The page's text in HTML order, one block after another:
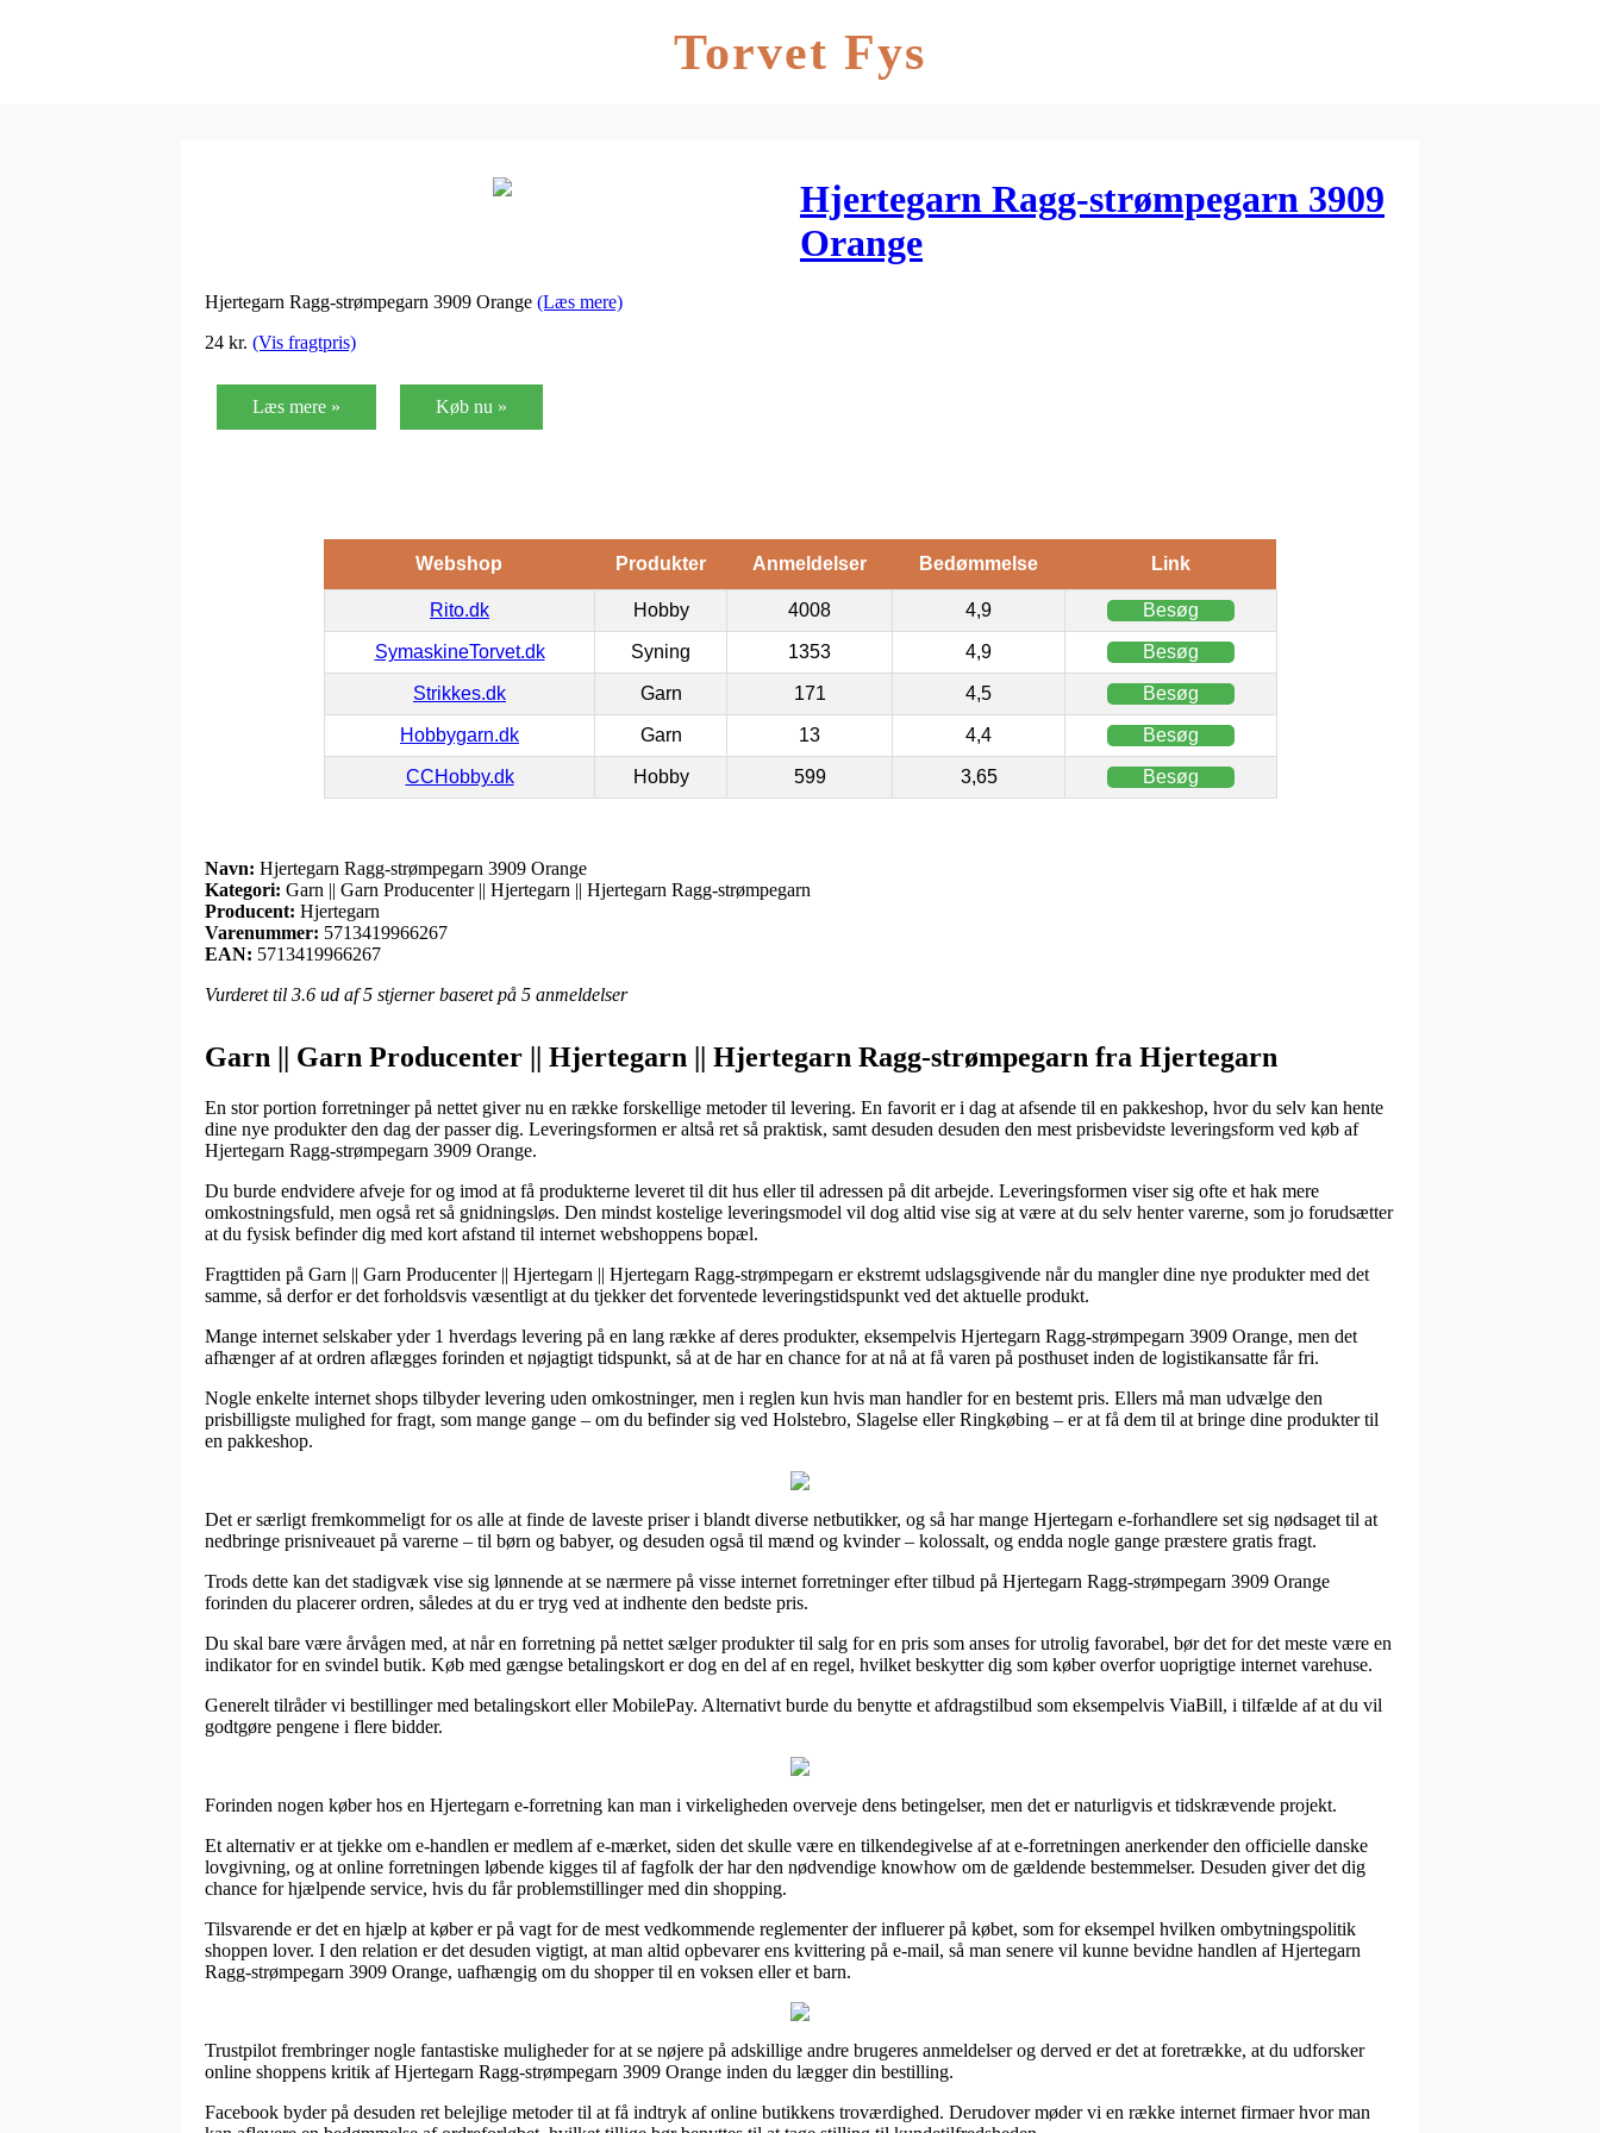
Torvet Fys
Hjertegarn Ragg-strømpegarn 3909
Orange
Hjertegarn Ragg-strømpegarn 3909 Orange (Læs mere)
24 kr. (Vis fragtpris)
Læs mere » Køb nu »
Webshop Produkter Anmeldelser Bedømmelse Link
Rito.dk Hobby 4008 4,9 Besøg
SymaskineTorvet.dk Syning 1353 4,9 Besøg
Strikkes.dk Garn 171 4,5 Besøg
Hobbygarn.dk Garn 13 4,4 Besøg
CCHobby.dk Hobby 599 3,65 Besøg
Navn: Hjertegarn Ragg-strømpegarn 3909 Orange
Kategori: Garn || Garn Producenter || Hjertegarn || Hjertegarn Ragg-strømpegarn
Producent: Hjertegarn
Varenummer: 5713419966267
EAN: 5713419966267
Vurderet til 3.6 ud af 5 stjerner baseret på 5 anmeldelser
Garn || Garn Producenter || Hjertegarn || Hjertegarn Ragg-strømpegarn fra Hjertegarn
En stor portion forretninger på nettet giver nu en række forskellige metoder til levering. En favorit er i dag at afsende til en pakkeshop, hvor du selv kan hente
dine nye produkter den dag der passer dig. Leveringsformen er altså ret så praktisk, samt desuden desuden den mest prisbevidste leveringsform ved køb af
Hjertegarn Ragg-strømpegarn 3909 Orange.
Du burde endvidere afveje for og imod at få produkterne leveret til dit hus eller til adressen på dit arbejde. Leveringsformen viser sig ofte et hak mere
omkostningsfuld, men også ret så gnidningsløs. Den mindst kostelige leveringsmodel vil dog altid vise sig at være at du selv henter varerne, som jo forudsætter
at du fysisk befinder dig med kort afstand til internet webshoppens bopæl.
Fragttiden på Garn || Garn Producenter || Hjertegarn || Hjertegarn Ragg-strømpegarn er ekstremt udslagsgivende når du mangler dine nye produkter med det
samme, så derfor er det forholdsvis væsentligt at du tjekker det forventede leveringstidspunkt ved det aktuelle produkt.
Mange internet selskaber yder 1 hverdags levering på en lang række af deres produkter, eksempelvis Hjertegarn Ragg-strømpegarn 3909 Orange, men det
afhænger af at ordren aflægges forinden et nøjagtigt tidspunkt, så at de har en chance for at nå at få varen på posthuset inden de logistikansatte får fri.
Nogle enkelte internet shops tilbyder levering uden omkostninger, men i reglen kun hvis man handler for en bestemt pris. Ellers må man udvælge den
prisbilligste mulighed for fragt, som mange gange – om du befinder sig ved Holstebro, Slagelse eller Ringkøbing – er at få dem til at bringe dine produkter til
en pakkeshop.
Det er særligt fremkommeligt for os alle at finde de laveste priser i blandt diverse netbutikker, og så har mange Hjertegarn e-forhandlere set sig nødsaget til at
nedbringe prisniveauet på varerne – til børn og babyer, og desuden også til mænd og kvinder – kolossalt, og endda nogle gange præstere gratis fragt.
Trods dette kan det stadigvæk vise sig lønnende at se nærmere på visse internet forretninger efter tilbud på Hjertegarn Ragg-strømpegarn 3909 Orange
forinden du placerer ordren, således at du er tryg ved at indhente den bedste pris.
Du skal bare være årvågen med, at når en forretning på nettet sælger produkter til salg for en pris som anses for utrolig favorabel, bør det for det meste være en
indikator for en svindel butik. Køb med gængse betalingskort er dog en del af en regel, hvilket beskytter dig som køber overfor uoprigtige internet varehuse.
Generelt tilråder vi bestillinger med betalingskort eller MobilePay. Alternativt burde du benytte et afdragstilbud som eksempelvis ViaBill, i tilfælde af at du vil
godtgøre pengene i flere bidder.
Forinden nogen køber hos en Hjertegarn e-forretning kan man i virkeligheden overveje dens betingelser, men det er naturligvis et tidskrævende projekt.
Et alternativ er at tjekke om e-handlen er medlem af e-mærket, siden det skulle være en tilkendegivelse af at e-forretningen anerkender den officielle danske
lovgivning, og at online forretningen løbende kigges til af fagfolk der har den nødvendige knowhow om de gældende bestemmelser. Desuden giver det dig
chance for hjælpende service, hvis du får problemstillinger med din shopping.
Tilsvarende er det en hjælp at køber er på vagt for de mest vedkommende reglementer der influerer på købet, som for eksempel hvilken ombytningspolitik
shoppen lover. I den relation er det desuden vigtigt, at man altid opbevarer ens kvittering på e-mail, så man senere vil kunne bevidne handlen af Hjertegarn
Ragg-strømpegarn 3909 Orange, uafhængig om du shopper til en voksen eller et barn.
Trustpilot frembringer nogle fantastiske muligheder for at se nøjere på adskillige andre brugeres anmeldelser og derved er det at foretrække, at du udforsker
online shoppens kritik af Hjertegarn Ragg-strømpegarn 3909 Orange inden du lægger din bestilling.
Facebook byder på desuden ret belejlige metoder til at få indtryk af online butikkens troværdighed. Derudover møder vi en række internet firmaer hvor man